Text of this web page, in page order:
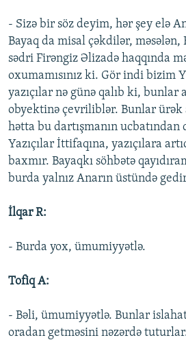
- Sizə bir söz deyim, hər şey elə
Bayaq da misal çəkdilər, məsələn,
sədri Firəngiz Əlizadə haqqında
oxumamısınız ki. Gör indi bizim
yazıçılar nə günə qalıb ki, bunlar
obyektinə çevriliblər. Bunlar ürək
hətta bu dartışmanın
Yazıçılar İttifaqına, yazıçılara
baxmır. Bayaqkı söhbətə
burda yalnız Anarın üstündə
İlqar R:
- Burda yox, ümumiyyətlə.
Tofiq A:
- Bəli, ümumiyyətlə. Bunlar
oradan getməsini nəzərdə